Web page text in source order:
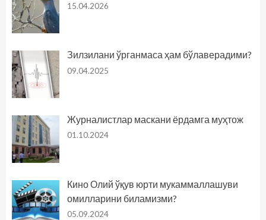
15.04.2026
Зилзилани ўрганмаса ҳам бўлаверадими?
09.04.2025
Журналистлар маскани ёрдамга муҳтож
01.10.2024
Кино Олий ўқув юрти мукаммаллашуви
омилларини биламизми?
05.09.2024